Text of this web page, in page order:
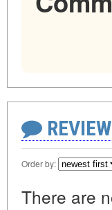
Order by:
There are